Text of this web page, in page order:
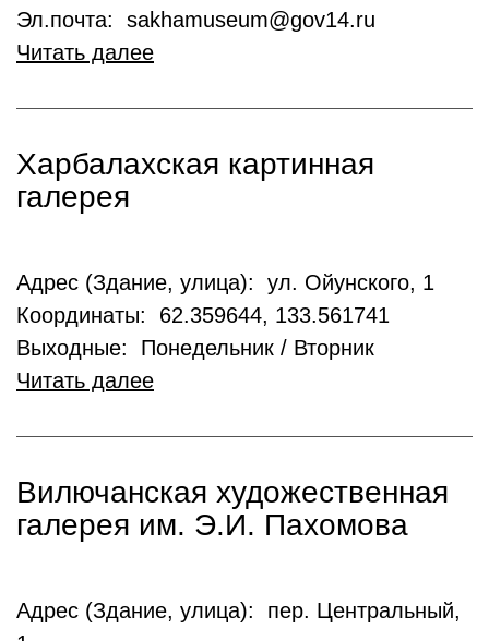
Эл.почта: sakhamuseum@gov14.ru
Читать далее
Харбалахская картинная
галерея
Адрес (Здание, улица): ул. Ойунского, 1
Координаты: 62.359644, 133.561741
Выходные: Понедельник / Вторник
Читать далее
Вилючанская художественная
галерея им. Э.И. Пахомова
Адрес (Здание, улица): пер. Центральный,